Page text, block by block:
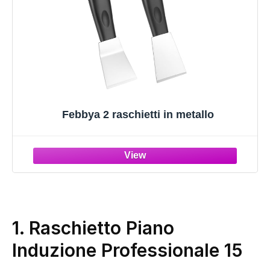
Febbya 2 raschietti in metallo
1. Raschietto Piano
Induzione Professionale 15